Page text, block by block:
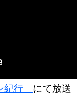
くる、
ガジン
行」 にて放送